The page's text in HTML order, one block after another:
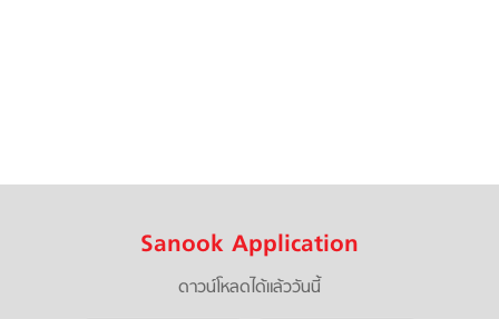
Sanook Application
ดาวน์โหลดได้แล้ววันนี้